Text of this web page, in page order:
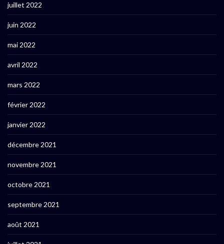
juillet 2022
juin 2022
mai 2022
avril 2022
mars 2022
février 2022
janvier 2022
décembre 2021
novembre 2021
octobre 2021
septembre 2021
août 2021